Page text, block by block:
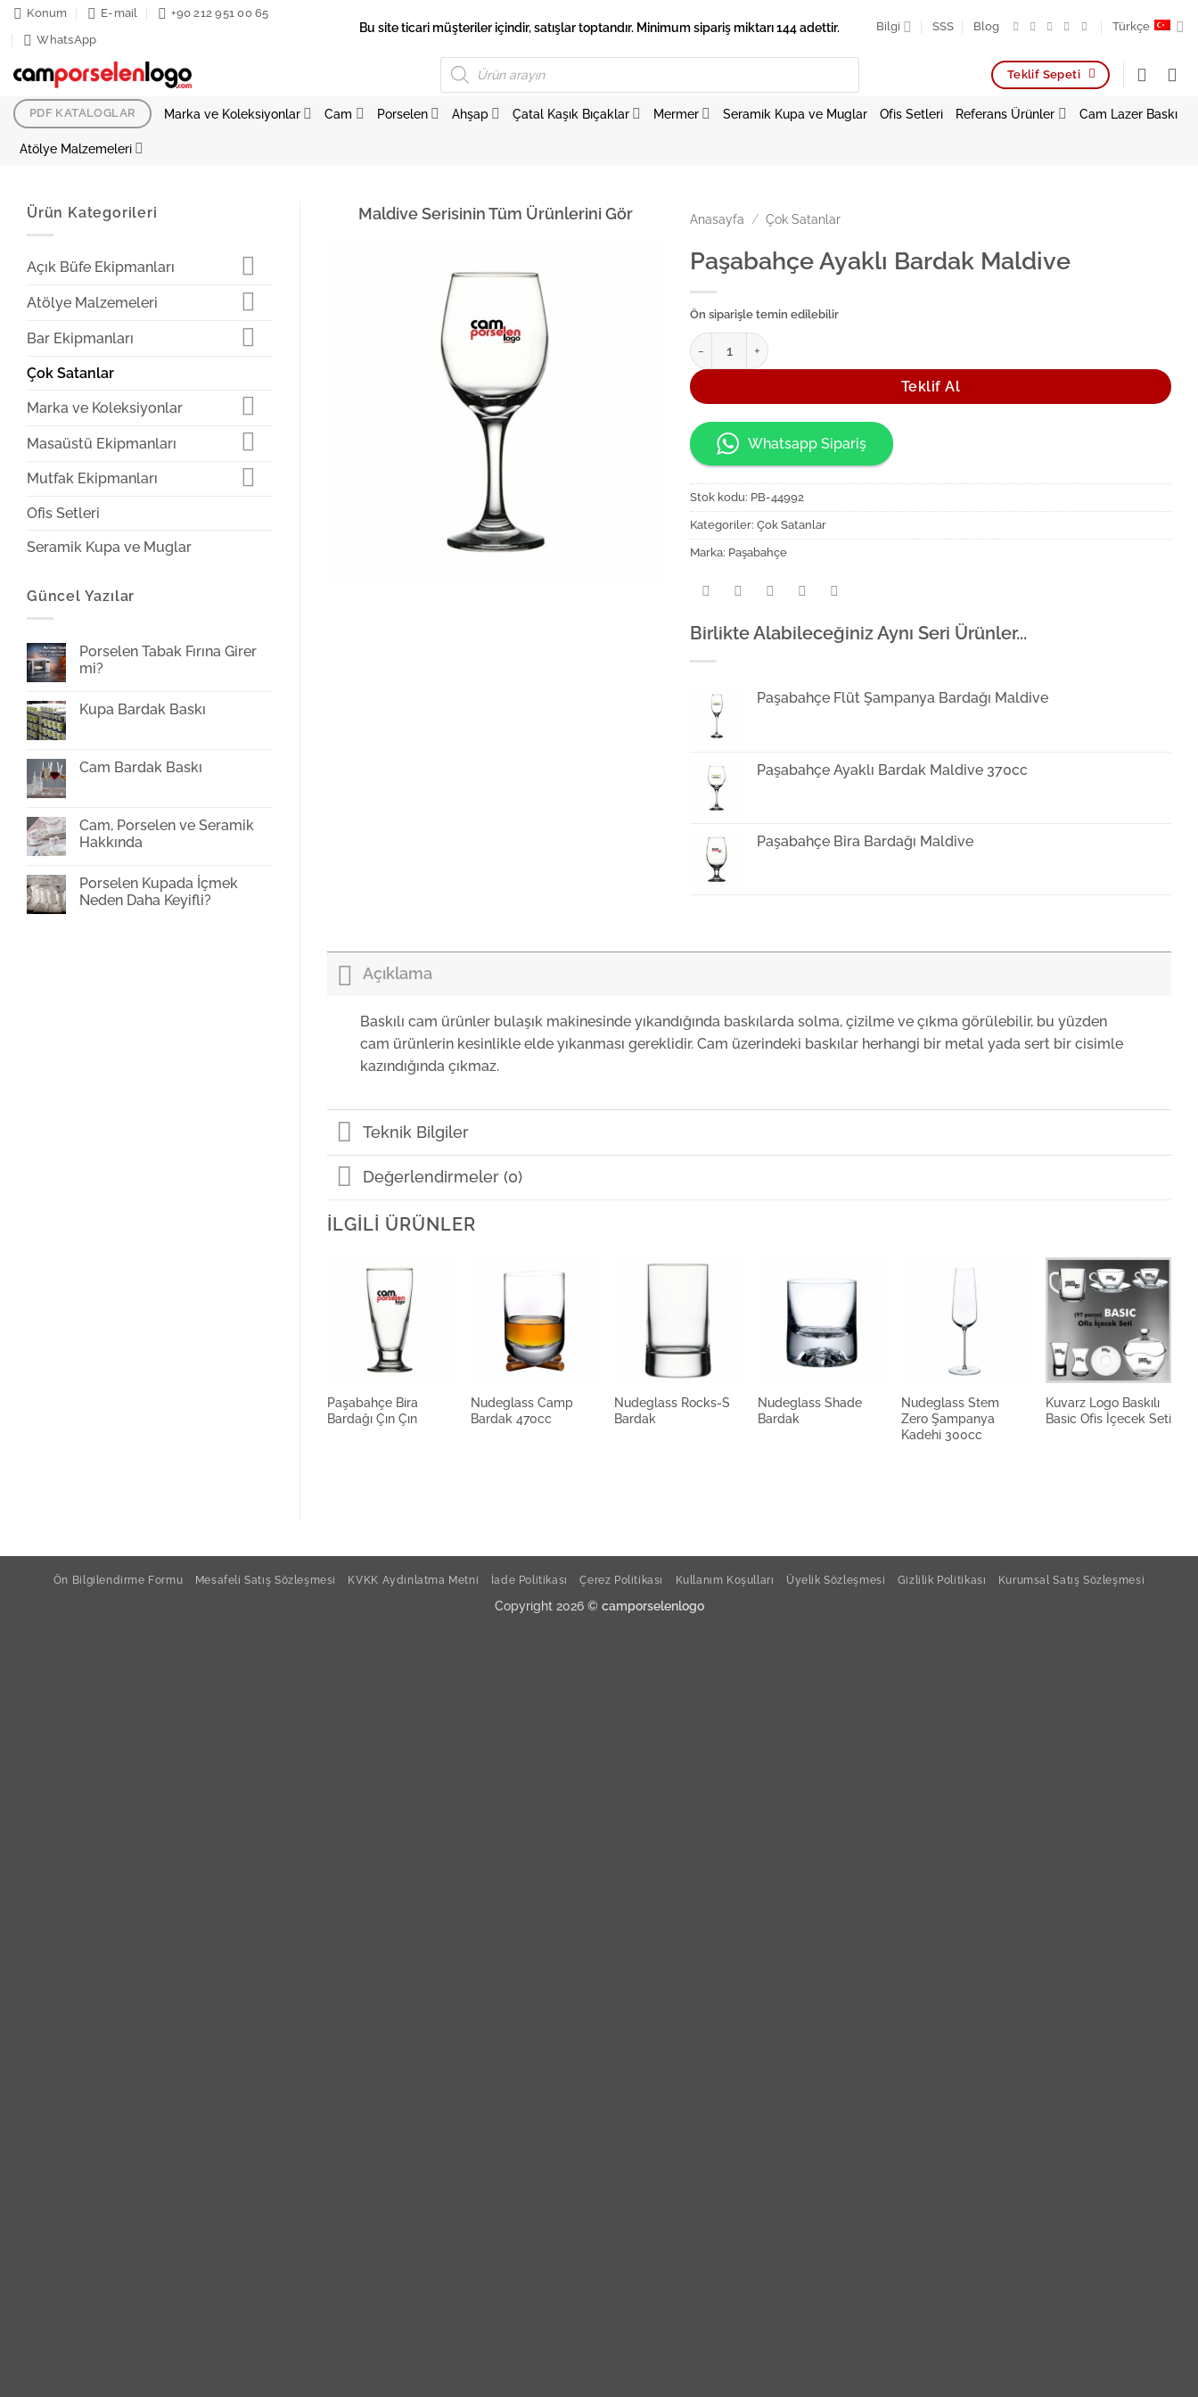
İçeriğe
atla
Konum E-mail
+90 212 951 00 65
WhatsApp
Bu site ticari müşteriler içindir, satışlar toptandır. Minimum sipariş miktarı 144 adettir. Bilgi SSS Blog Türkçe
Products
search
Teklif Sepeti
PDF KATALOGLAR Marka ve Koleksiyonlar Cam Porselen Ahşap Çatal Kaşık Bıçaklar Mermer Seramik Kupa ve Muglar Ofis Setleri Referans Ürünler Cam Lazer Baskı
Atölye Malzemeleri
Ürün Kategorileri
Açık Büfe Ekipmanları
Atölye Malzemeleri
Bar Ekipmanları
Çok Satanlar
Marka ve Koleksiyonlar
Masaüstü Ekipmanları
Mutfak Ekipmanları
Ofis Setleri
Seramik Kupa ve Muglar
Güncel Yazılar
Porselen Tabak Fırına Girer
mi?
Porselen
Tabak
Kupa Bardak Baskı
Bardak
Baskı
Cam Bardak Baskı
Bardak
Baskı
Cam, Porselen ve Seramik
Hakkında
Cam,
Porselen
ve
Porselen Kupada İçmek
Neden Daha Keyifli?
Maldive Serisinin Tüm Ürünlerini Gör Anasayfa / Çok Satanlar
Paşabahçe Ayaklı Bardak Maldive
Ön siparişle temin edilebilir
Paşabahçe Ayaklı Bardak Maldive adet
Teklif Al
Whatsapp Sipariş
Stok kodu: PB-44992
Kategoriler:Çok Satanlar
Marka: Paşabahçe
Birlikte Alabileceğiniz Aynı Seri Ürünler...
Paşabahçe Flüt Şampanya Bardağı Maldive
Paşabahçe Ayaklı Bardak Maldive 370cc
Paşabahçe Bira Bardağı Maldive
Paşabahçe Şarap Bardağı Maldive
Açıklama
Baskılı cam ürünler bulaşık makinesinde yıkandığında baskılarda solma, çizilme ve çıkma görülebilir, bu yüzden
cam ürünlerin kesinlikle elde yıkanması gereklidir. Cam üzerindeki baskılar herhangi bir metal yada sert bir cisimle
kazındığında çıkmaz.
Teknik Bilgiler
Değerlendirmeler (0)
İLGILI ÜRÜNLER
Paşabahçe Bira
Bardağı Çın Çın
Nudeglass Camp
Bardak 470cc
Nudeglass Rocks-S
Bardak
Nudeglass Shade
Bardak
Nudeglass Stem
Zero Şampanya
Kadehi 300cc
Kuvarz Logo Baskılı
Basic Ofis İçecek Seti
Ön Bilgilendirme Formu Mesafeli Satış Sözleşmesi KVKK Aydınlatma Metni İade Politikası Çerez Politikası Kullanım Koşulları Üyelik Sözleşmesi Gizlilik Politikası Kurumsal Satış Sözleşmesi
Copyright 2026 © camporselenlogo